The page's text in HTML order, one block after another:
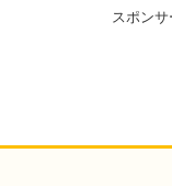
スポン